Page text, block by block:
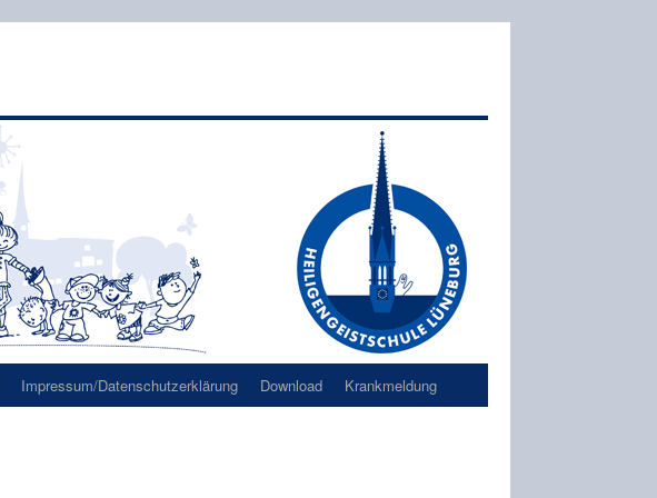
Impressum/Datenschutzerklärung Download Krankmeldung